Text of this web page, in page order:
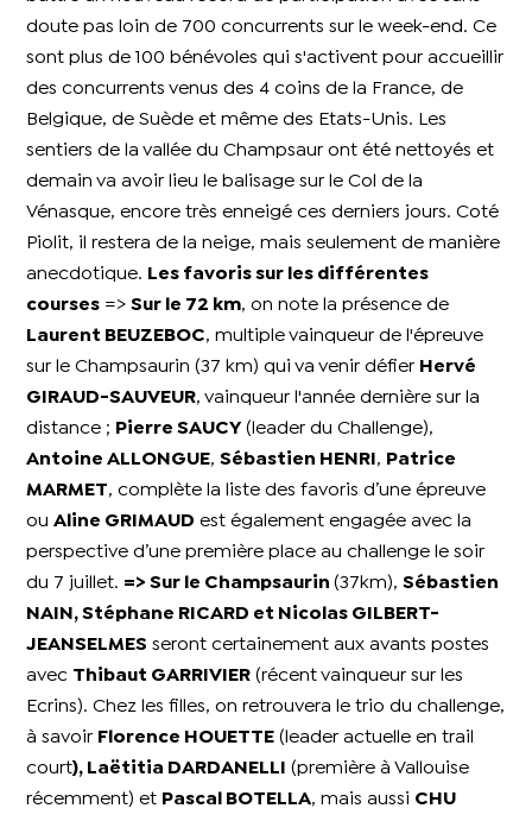
doute pas loin de 700 concurrents sur le week-end. Ce
sont plus de 100 bénévoles qui s'activent pour accueillir
des concurrents venus des 4 coins de la France, de
Belgique, de Suède et même des Etats-Unis. Les
sentiers de la vallée du Champsaur ont été nettoyés et
demain va avoir lieu le balisage sur le Col de la
Vénasque, encore très enneigé ces derniers jours. Coté
Piolit, il restera de la neige, mais seulement de manière
anecdotique.
Les favoris sur les différentes
courses =>Sur le 72 km, on note la présence de
Laurent BEUZEBOC, multiple vainqueur de l'épreuve
sur le Champsaurin (37 km) qui va venir défier Hervé
GIRAUD-SAUVEUR, vainqueur l'année dernière sur la
distance ;
Pierre SAUCY (leader du Challenge),
Antoine ALLONGUE,Sébastien HENRI ,
Patrice
MARMET, complète la liste des favoris d’une épreuve
ouAline GRIMAUD est également engagée avec la
perspective d’une première place au challenge le soir
du 7 juillet. => Sur le Champsaurin(37km),Sébastien
NAIN, Stéphane RICARD et Nicolas GILBERT-
JEANSELMES seront certainement aux avants postes
avec Thibaut GARRIVIER (récent vainqueur sur les
Ecrins). Chez les filles, on retrouvera le trio du challenge,
à savoir Florence HOUETTE (leader actuelle en trail
court), Laëtitia DARDANELLI
(première à Vallouise
récemment) et Pascal BOTELLA, mais aussi CHU